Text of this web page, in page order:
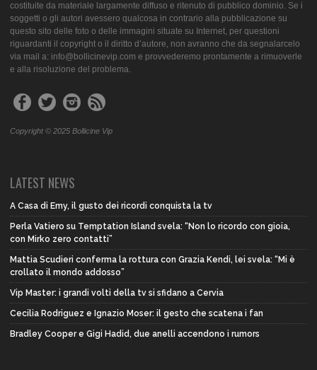
costituite da materiale largamente diffuso e ritenuto di pubblico dominio. Se i
soggetti o gli autori avessero qualcosa in contrario alla pubblicazione su
questo sito delle foto o delle immagini situate su Internet, per questioni
riguardanti il copyright o il diritto d’autore, non avranno che da segnalarcelo
via mail a: info@bollicinevip.com e provvederemo prontamente a rimuoverle
e alla risoluzione del problema.
Copyright © 2025 Bollicine Vip
LATEST NEWS
A Casa di Emy, il gusto dei ricordi conquista la tv
Perla Vatiero su Temptation Island svela: “Non lo ricordo con gioia,
con Mirko zero contatti”
Mattia Scudieri conferma la rottura con Grazia Kendi, lei svela: “Mi è
crollato il mondo addosso”
Vip Master: i grandi volti della tv si sfidano a Cervia
Cecilia Rodriguez e Ignazio Moser: il gesto che scatena i fan
Bradley Cooper e Gigi Hadid, due anelli accendono i rumors